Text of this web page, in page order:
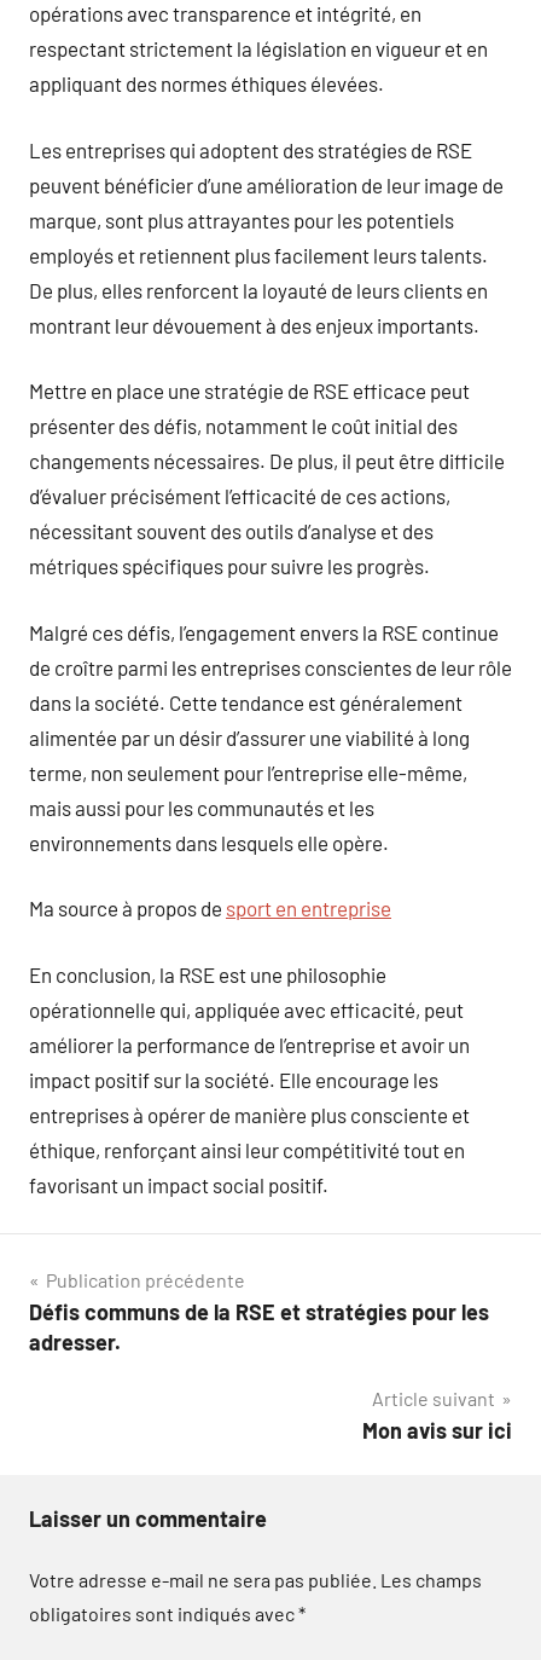
opérations avec transparence et intégrité, en
respectant strictement la législation en vigueur et en
appliquant des normes éthiques élevées.
Les entreprises qui adoptent des stratégies de RSE
peuvent bénéficier d’une amélioration de leur image de
marque, sont plus attrayantes pour les potentiels
employés et retiennent plus facilement leurs talents.
De plus, elles renforcent la loyauté de leurs clients en
montrant leur dévouement à des enjeux importants.
Mettre en place une stratégie de RSE efficace peut
présenter des défis, notamment le coût initial des
changements nécessaires. De plus, il peut être difficile
d’évaluer précisément l’efficacité de ces actions,
nécessitant souvent des outils d’analyse et des
métriques spécifiques pour suivre les progrès.
Malgré ces défis, l’engagement envers la RSE continue
de croître parmi les entreprises conscientes de leur rôle
dans la société. Cette tendance est généralement
alimentée par un désir d’assurer une viabilité à long
terme, non seulement pour l’entreprise elle-même,
mais aussi pour les communautés et les
environnements dans lesquels elle opère.
Ma source à propos de sport en entreprise
En conclusion, la RSE est une philosophie
opérationnelle qui, appliquée avec efficacité, peut
améliorer la performance de l’entreprise et avoir un
impact positif sur la société. Elle encourage les
entreprises à opérer de manière plus consciente et
éthique, renforçant ainsi leur compétitivité tout en
favorisant un impact social positif.
Navigation
de
Publication précédente
Défis communs de la RSE et stratégies pour les
adresser.
Article suivant
Mon avis sur ici
Laisser un commentaire
Votre adresse e-mail ne sera pas publiée. Les champs
obligatoires sont indiqués avec*